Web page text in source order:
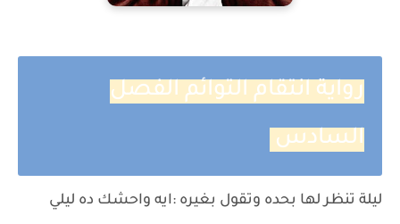
رواية انتقام التوائم الفصل
السادس
ليلة تنظر لها بحده وتقول بغيره :ايه واحشك ده ليلي